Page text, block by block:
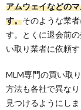
アムウェイなどの
す。そのような業
す。とくに退会前
い取り業者に依頼す
MLM専門の買い取
方法も各社で異な
見つけるようにしま